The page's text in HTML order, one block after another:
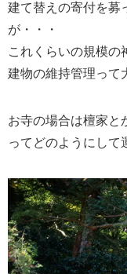
建て替えの寄付を募
が・・・
これくらいの規模の
建物の維持管理って
お寺の場合は檀家と
ってどのようにして